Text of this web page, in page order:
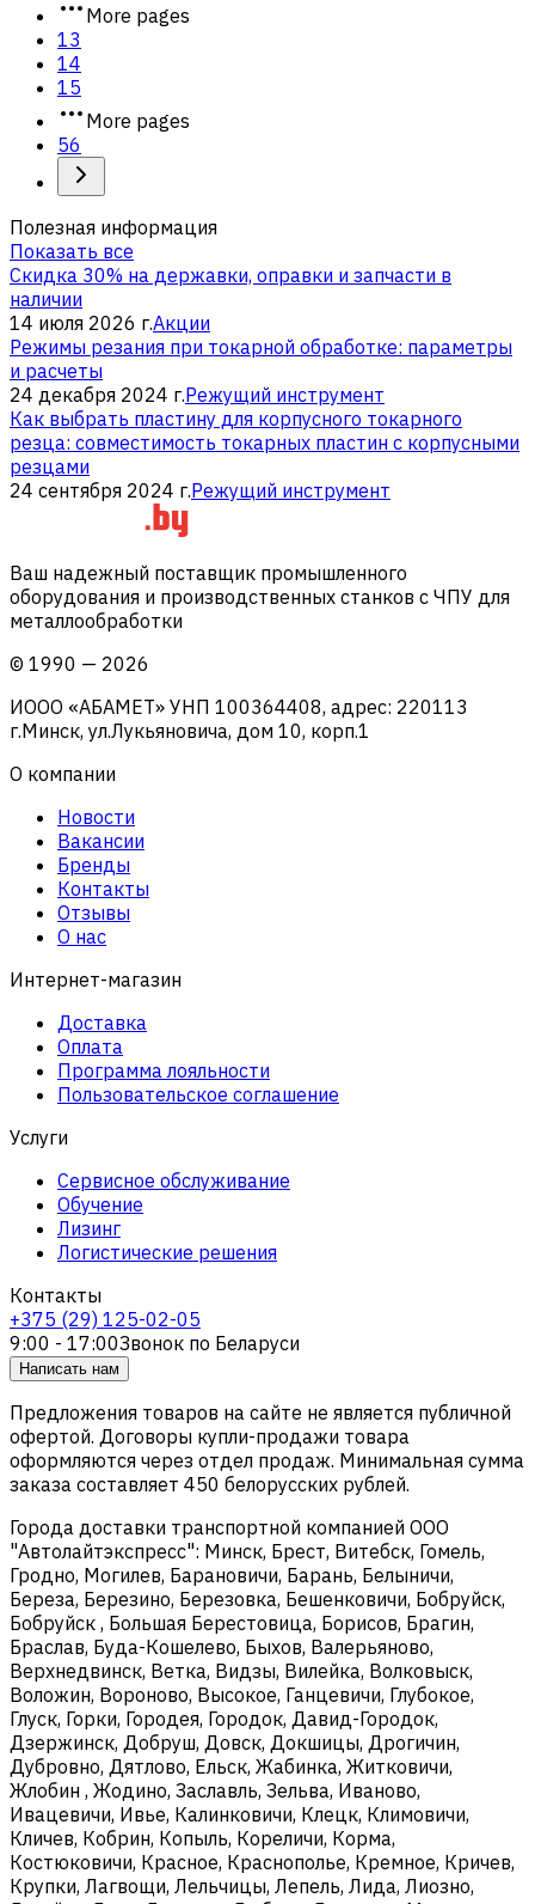
More pages
13
14
15
More pages
56
Полезная информация
Показать все
Скидка 30% на державки, оправки и запчасти в
наличии
14 июля 2026 г.Акции
Режимы резания при токарной обработке: параметры
и расчеты
24 декабря 2024 г.Режущий инструмент
Как выбрать пластину для корпусного токарного
резца: совместимость токарных пластин с корпусными
резцами
24 сентября 2024 г.Режущий инструмент
Ваш надежный поставщик промышленного
оборудования и производственных станков с ЧПУ для
металлообработки
© 1990 — 2026
ИООО «АБАМЕТ» УНП 100364408, адрес: 220113
г.Минск, ул.Лукьяновича, дом 10, корп.1
О компании
Новости
Вакансии
Бренды
Контакты
Отзывы
О нас
Интернет-магазин
Доставка
Оплата
Программа лояльности
Пользовательское соглашение
Услуги
Сервисное обслуживание
Обучение
Лизинг
Логистические решения
Контакты
+375 (29) 125-02-05
9:00 - 17:00Звонок по Беларуси
Написать нам
Предложения товаров на сайте не является публичной
офертой. Договоры купли-продажи товара
оформляются через отдел продаж. Минимальная сумма
заказа составляет 450 белорусских рублей.
Города доставки транспортной компанией ООО
"Автолайтэкспресс": Минск, Брест, Витебск, Гомель,
Гродно, Могилев, Барановичи, Барань, Белыничи,
Береза, Березино, Березовка, Бешенковичи, Бобруйск,
Бобруйск , Большая Берестовица, Борисов, Брагин,
Браслав, Буда-Кошелево, Быхов, Валерьяново,
Верхнедвинск, Ветка, Видзы, Вилейка, Волковыск,
Воложин, Вороново, Высокое, Ганцевичи, Глубокое,
Глуск, Горки, Городея, Городок, Давид-Городок,
Дзержинск, Добруш, Довск, Докшицы, Дрогичин,
Дубровно, Дятлово, Ельск, Жабинка, Житковичи,
Жлобин , Жодино, Заславль, Зельва, Иваново,
Ивацевичи, Ивье, Калинковичи, Клецк, Климовичи,
Кличев, Кобрин, Копыль, Кореличи, Корма,
Костюковичи, Красное, Краснополье, Кремное, Кричев,
Крупки, Лагвощи, Лельчицы, Лепель, Лида, Лиозно,